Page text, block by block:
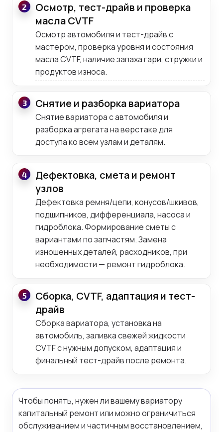
2
Осмотр, тест-драйв и проверка
масла CVTF
Осмотр автомобиля и тест-драйв с
мастером, проверка уровня и состояния
масла CVTF, наличие запаха гари, стружки и
продуктов износа.
3 Снятие и разборка вариатора
Снятие вариатора с автомобиля и
разборка агрегата на верстаке для
доступа ко всем узлам и деталям.
4
Дефектовка, смета и ремонт
узлов
Дефектовка ремня/цепи, конусов/шкивов,
подшипников, дифференциала, насоса и
гидроблока. Формирование сметы с
вариантами по запчастям. Замена
изношенных деталей, расходников, при
необходимости — ремонт гидроблока.
5
Сборка, CVTF, адаптация и тест-
драйв
Сборка вариатора, установка на
автомобиль, заливка свежей жидкости
CVTF с нужным допуском, адаптация и
финальный тест-драйв после ремонта.
Чтобы понять, нужен ли вашему вариатору
капитальный ремонт или можно ограничиться
обслуживанием и частичным восстановлением,